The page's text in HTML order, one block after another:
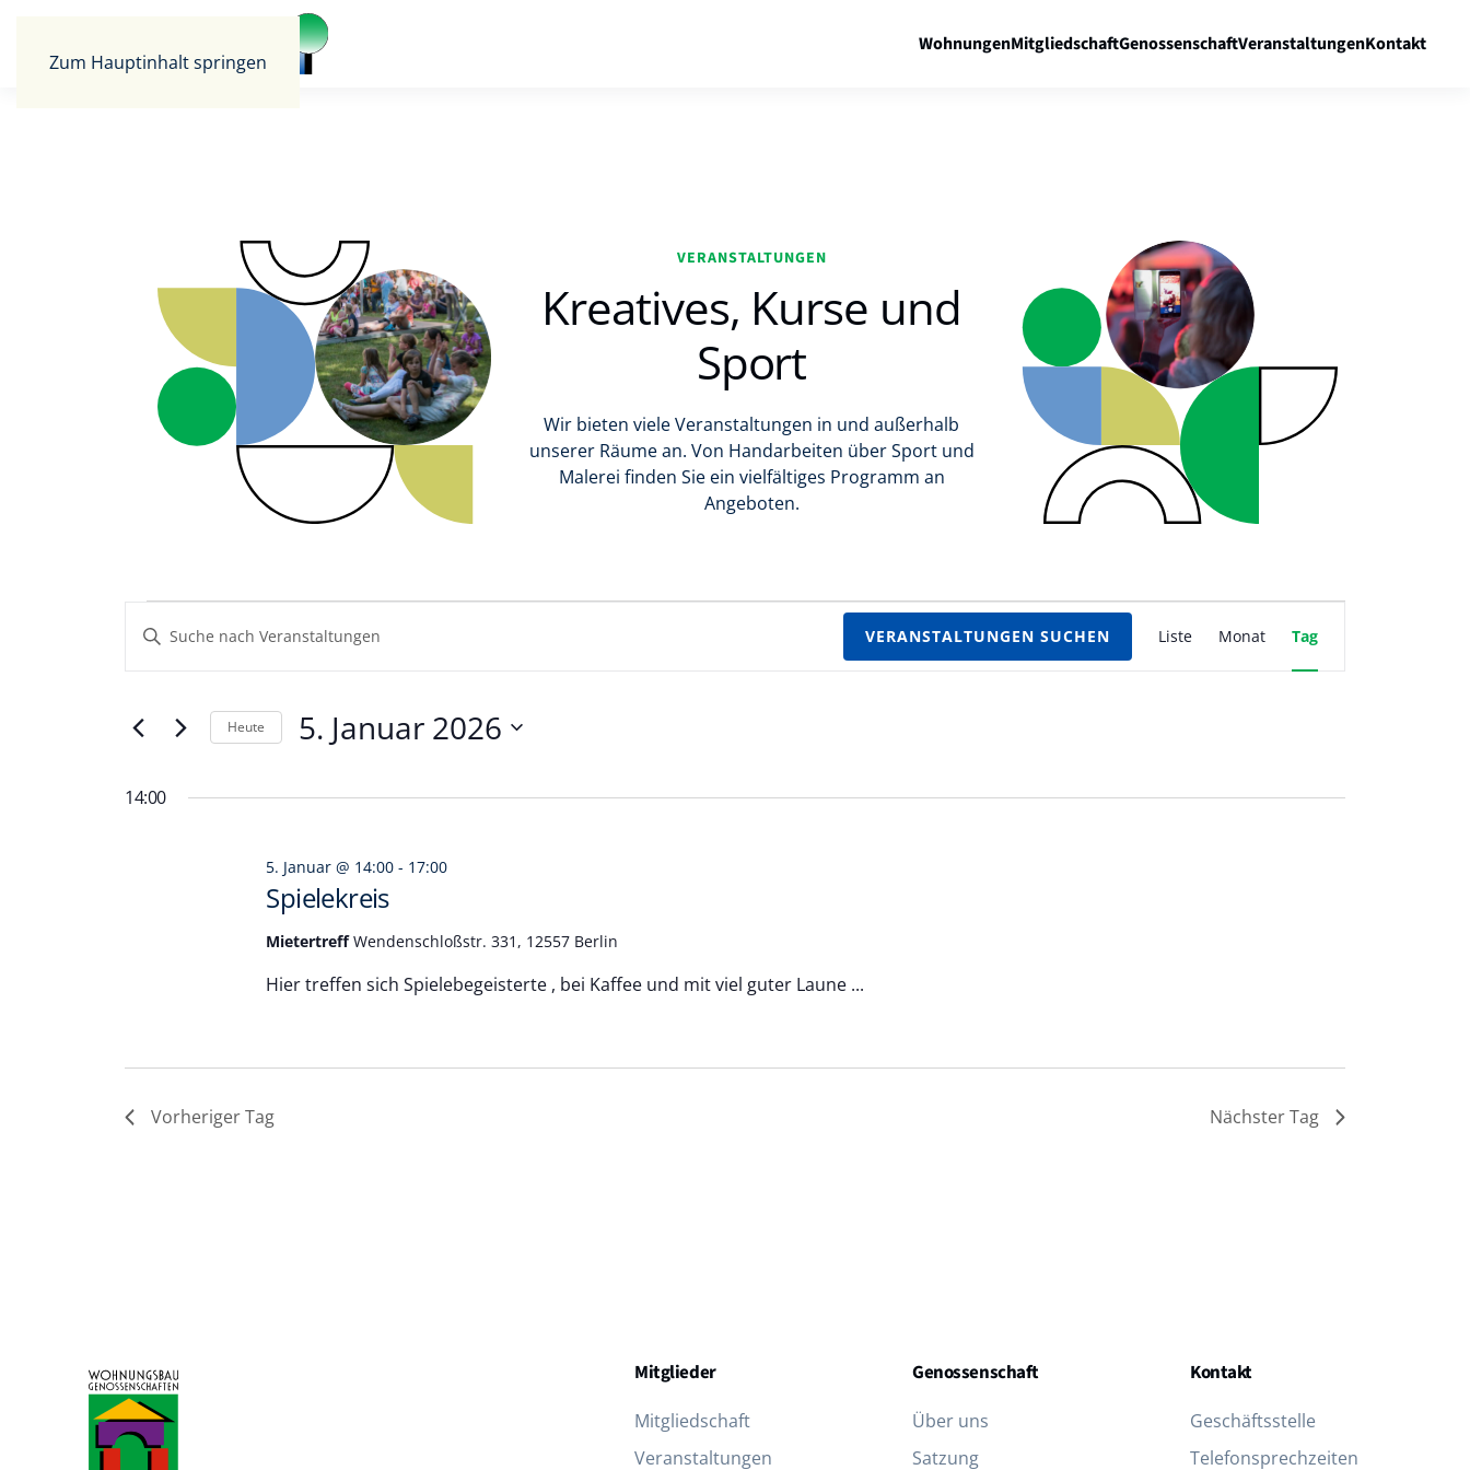
Zum Hauptinhalt springen
WohnungenMitgliedschaftGenossenschaftVeranstaltungenKontakt
VERANSTALTUNGEN
Kreatives, Kurse und
Sport
Wir bieten viele Veranstaltungen in und außerhalb
unserer Räume an. Von Handarbeiten über Sport und
Malerei finden Sie ein vielfältiges Programm an
Angeboten.
Veranstaltungen
für
5.
Januar
Veranstaltungen
Such-
und
Ansichtennavigation
Geben
Schlüsselwort.
Suche
Veranstaltungen
Schlüsselwort.
VERANSTALTUNGEN SUCHEN
Ansichten-
Liste Monat Tag
Heute 5. Januar 2026
14:00
Spielekreis
5. Januar @ 14:00 - 17:00
MietertreffWendenschloßstr. 331, 12557 Berlin
Hier treffen sich Spielebegeisterte , bei Kaffee und mit viel guter Laune ...
Vorheriger Tag Nächster Tag
Mitglieder
Mitgliedschaft
Veranstaltungen
Genossenschaft
Über uns
Satzung
Kontakt
Geschäftsstelle
Telefon­sprechzeiten